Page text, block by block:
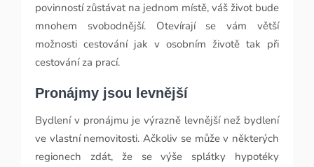
povinností zůstávat na jednom místě, váš život bude
mnohem svobodnější. Otevírají se vám větší
možnosti cestování jak v osobním životě tak při
cestování za prací.
Pronájmy jsou levnější
Bydlení v pronájmu je výrazně levnější než bydlení
ve vlastní nemovitosti. Ačkoliv se může v některých
regionech zdát, že se výše splátky hypotéky